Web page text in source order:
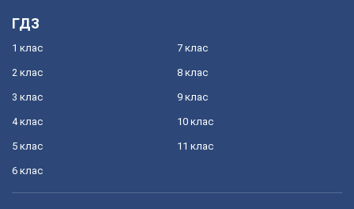
ГДЗ
1 клас
2 клас
3 клас
4 клас
5 клас
6 клас
7 клас
8 клас
9 клас
10 клас
11 клас